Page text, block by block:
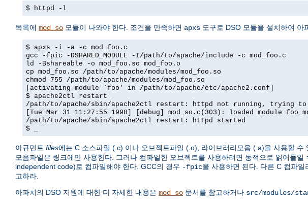
$ httpd -l
목록에 mod_so 모듈이 나와야 한다. 조건을 만족하면 apxs 도구로 DSO 모듈을 설치하여 아
$ apxs -i -a -c mod_foo.c
gcc -fpic -DSHARED_MODULE -I/path/to/apache/include -c mod_foo.c
ld -Bshareable -o mod_foo.so mod_foo.o
cp mod_foo.so /path/to/apache/modules/mod_foo.so
chmod 755 /path/to/apache/modules/mod_foo.so
[activating module `foo' in /path/to/apache/etc/apache2.conf]
$ apache2ctl restart
/path/to/apache/sbin/apache2ctl restart: httpd not running, trying
[Tue Mar 31 11:27:55 1998] [debug] mod_so.c(303): loaded module
/path/to/apache/sbin/apache2ctl restart: httpd started
$ _
아규먼트 files에는 C 소스파일 (.c) 이나 오브젝트파일 (.o), 라이브러리모음 (.a)을 사용할 수
모음파일은 링크에만 사용한다. 그러나 컴파일한 오브젝트를 사용하려면 동적으로 읽어들
independent code)로 컴파일해야 한다. GCC의 경우 -fpic을 사용하면 된다. 다른 C 컴파
고하라.
아파치의 DSO 지원에 대한 더 자세한 내용은 mod_so 문서를 참고하거나 src/modules/